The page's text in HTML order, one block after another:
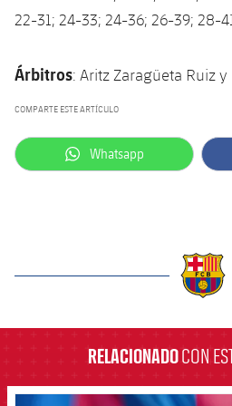
22-31; 24-33; 24-36; 26-39; 28-41
Árbitros: Aritz Zaragüeta Ruiz
COMPARTE ESTE ARTÍCULO
label.aria.whatsapp
Whatsapp
RELACIONADOCON
FCB